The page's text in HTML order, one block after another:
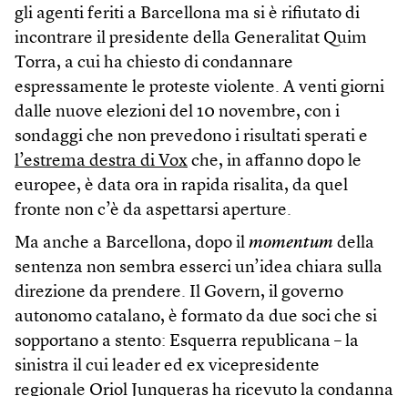
gli agenti feriti a Barcellona ma si è rifiutato di
incontrare il presidente della Generalitat Quim
Torra, a cui ha chiesto di condannare
espressamente le proteste violente. A venti giorni
dalle nuove elezioni del 10 novembre, con i
sondaggi che non prevedono i risultati sperati e
l’estrema destra di Vox che, in affanno dopo le
europee, è data ora in rapida risalita, da quel
fronte non c’è da aspettarsi aperture.
Ma anche a Barcellona, dopo il momentum della
sentenza non sembra esserci un’idea chiara sulla
direzione da prendere. Il Govern, il governo
autonomo catalano, è formato da due soci che si
sopportano a stento: Esquerra republicana – la
sinistra il cui leader ed ex vicepresidente
regionale Oriol Junqueras ha ricevuto la condanna